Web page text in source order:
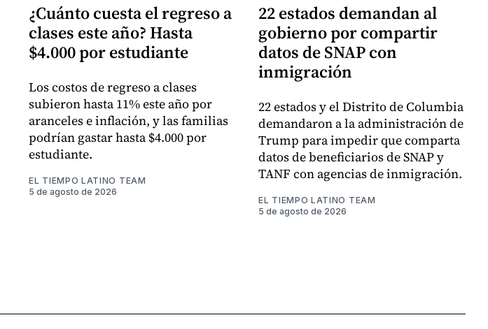
¿Cuánto cuesta el regreso a
clases este año? Hasta
$4.000 por estudiante
Los costos de regreso a clases
subieron hasta 11% este año por
aranceles e inflación, y las familias
podrían gastar hasta $4.000 por
estudiante.
EL TIEMPO LATINO TEAM
5 de agosto de 2026
22 estados demandan al
gobierno por compartir
datos de SNAP con
inmigración
22 estados y el Distrito de Columbia
demandaron a la administración de
Trump para impedir que comparta
datos de beneficiarios de SNAP y
TANF con agencias de inmigración.
EL TIEMPO LATINO TEAM
5 de agosto de 2026